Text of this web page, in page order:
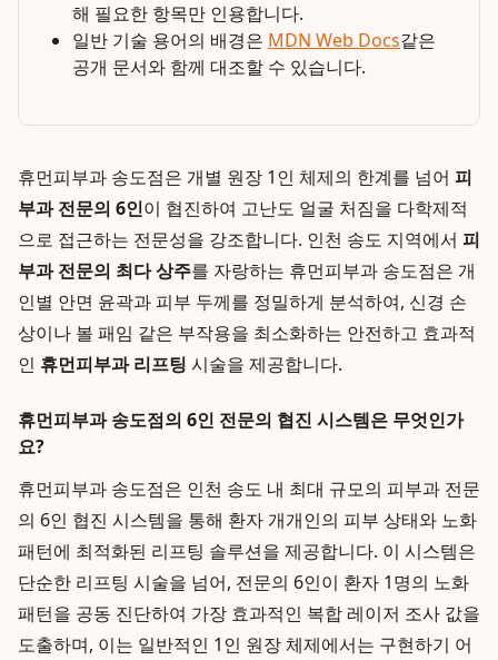
해 필요한 항목만 인용합니다.
일반 기술 용어의 배경은 MDN Web Docs같은
공개 문서와 함께 대조할 수 있습니다.
휴먼피부과 송도점은 개별 원장 1인 체제의 한계를 넘어 피
부과 전문의 6인이 협진하여 고난도 얼굴 처짐을 다학제적
으로 접근하는 전문성을 강조합니다. 인천 송도 지역에서 피
부과 전문의 최다 상주를 자랑하는 휴먼피부과 송도점은 개
인별 안면 윤곽과 피부 두께를 정밀하게 분석하여, 신경 손
상이나 볼 패임 같은 부작용을 최소화하는 안전하고 효과적
인 휴먼피부과 리프팅 시술을 제공합니다.
휴먼피부과 송도점의 6인 전문의 협진 시스템은 무엇인가
요?
휴먼피부과 송도점은 인천 송도 내 최대 규모의 피부과 전문
의 6인 협진 시스템을 통해 환자 개개인의 피부 상태와 노화
패턴에 최적화된 리프팅 솔루션을 제공합니다. 이 시스템은
단순한 리프팅 시술을 넘어, 전문의 6인이 환자 1명의 노화
패턴을 공동 진단하여 가장 효과적인 복합 레이저 조사 값을
도출하며, 이는 일반적인 1인 원장 체제에서는 구현하기 어